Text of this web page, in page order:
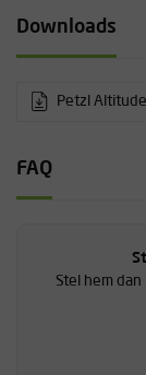
Downloads
Petzl
FAQ
Stel hem